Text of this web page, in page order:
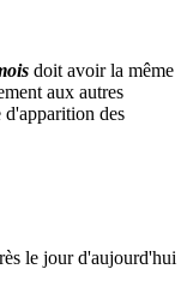
doit avoir la même
aux autres
des
le jour d'aujourd'hui